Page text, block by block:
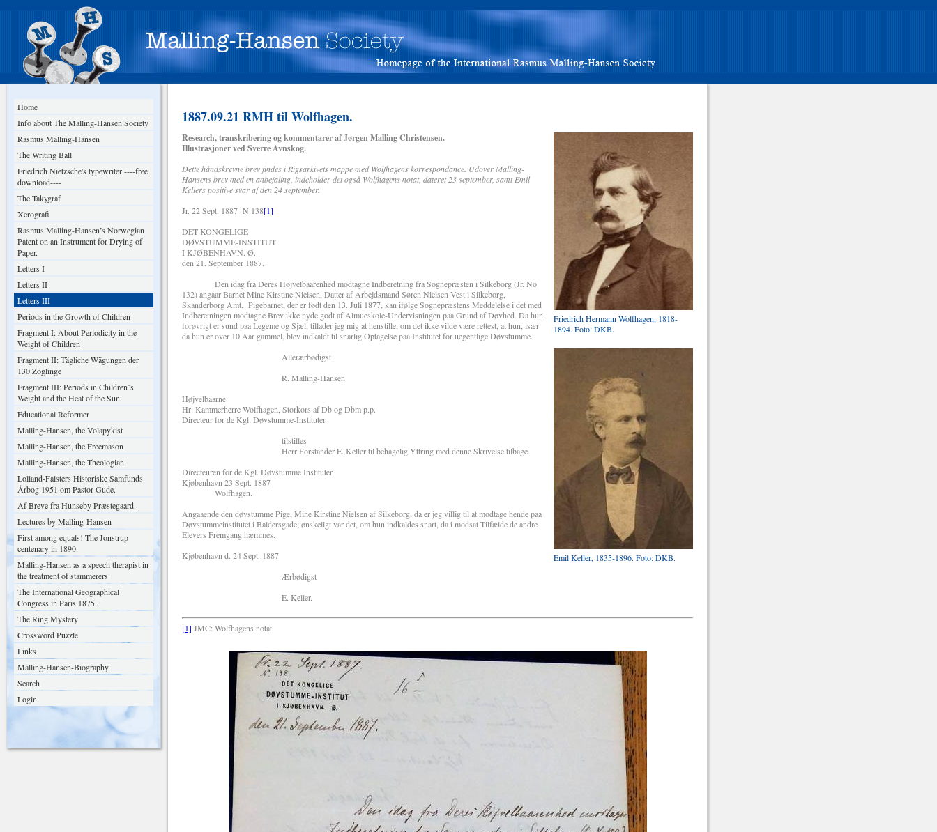
Home
Info about The Malling-Hansen Society
Rasmus Malling-Hansen
The Writing Ball
Friedrich Nietzsche's typewriter ----free
download----
The Takygraf
Xerografi
Rasmus Malling-Hansen’s Norwegian
Patent on an Instrument for Drying of
Paper.
Letters I
Letters II
Letters III
Periods in the Growth of Children
Fragment I: About Periodicity in the
Weight of Children
Fragment II: Tägliche Wägungen der
130 Zöglinge
Fragment III: Periods in Children´s
Weight and the Heat of the Sun
Educational Reformer
Malling-Hansen, the Volapykist
Malling-Hansen, the Freemason
Malling-Hansen, the Theologian.
Lolland-Falsters Historiske Samfunds
Årbog 1951 om Pastor Gude.
Af Breve fra Hunseby Præstegaard.
Lectures by Malling-Hansen
First among equals! The Jonstrup
centenary in 1890.
Malling-Hansen as a speech therapist in
the treatment of stammerers
The International Geographical
Congress in Paris 1875.
The Ring Mystery
Crossword Puzzle
Links
Malling-Hansen-Biography
Search
Login
1887.09.21 RMH til Wolfhagen.
Friedrich Hermann Wolfhagen, 1818-
1894. Foto: DKB.
Emil Keller, 1835-1896. Foto: DKB.
Research, transkribering og kommentarer af Jørgen Malling Christensen.
Illustrasjoner ved Sverre Avnskog.
Dette håndskrevne brev findes i Rigsarkivets mappe med Wolfhagens korrespondance. Udover Malling-
Hansens brev med en anbefaling, indeholder det også Wolfhagens notat, dateret 23 september, samt Emil
Kellers positive svar af den 24 september.
Jr. 22 Sept. 1887 N.138[1]
DET KONGELIGE
DØVSTUMME-INSTITUT
I KJØBENHAVN. Ø.
den 21. September 1887.
Den idag fra Deres Højvelbaarenhed modtagne Indberetning fra Sognepræsten i Silkeborg (Jr. No
132) angaar Barnet Mine Kirstine Nielsen, Datter af Arbejdsmand Søren Nielsen Vest i Silkeborg,
Skanderborg Amt. Pigebarnet, der er født den 13. Juli 1877, kan ifølge Sognepræstens Meddelelse i det med
Indberetningen modtagne Brev ikke nyde godt af Almueskole-Undervisningen paa Grund af Døvhed. Da hun
forøvrigt er sund paa Legeme og Sjæl, tillader jeg mig at henstille, om det ikke vilde være rettest, at hun, især
da hun er over 10 Aar gammel, blev indkaldt til snarlig Optagelse paa Institutet for uegentlige Døvstumme.
Allerærbødigst
R. Malling-Hansen
Højvelbaarne
Hr: Kammerherre Wolfhagen, Storkors af Db og Dbm p.p.
Directeur for de Kgl: Døvstumme-Instituter.
tilstilles
Herr Forstander E. Keller til behagelig Yttring med denne Skrivelse tilbage.
Directeuren for de Kgl. Døvstumme Instituter
Kjøbenhavn 23 Sept. 1887
Wolfhagen.
Angaaende den døvstumme Pige, Mine Kirstine Nielsen af Silkeborg, da er jeg villig til at modtage hende paa
Døvstummeinstitutet i Baldersgade; ønskeligt var det, om hun indkaldes snart, da i modsat Tilfælde de andre
Elevers Fremgang hæmmes.
Kjøbenhavn d. 24 Sept. 1887
Ærbødigst
E. Keller.
[1] JMC: Wolfhagens notat.